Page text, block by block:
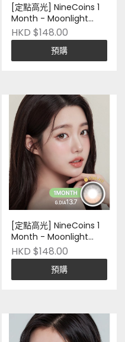
[定點高光] NineCoins 1
Month - Moonlight
#Rosy Beam｜兩片裝｜
Silicone Hydrogel｜韓國
品牌｜Pre-Order
HKD $148.00
預購
[定點高光] NineCoins 1
Month - Moonlight
#Honey Haze｜兩片裝
｜Silicone Hydrogel｜韓
國品牌｜Pre-Order
HKD $148.00
預購